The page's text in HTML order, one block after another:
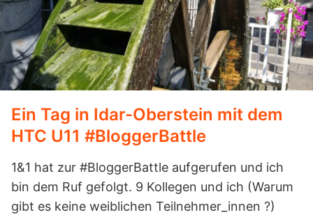
Ein Tag in Idar-Oberstein mit dem
HTC U11 #BloggerBattle
1&1 hat zur #BloggerBattle aufgerufen und ich
bin dem Ruf gefolgt. 9 Kollegen und ich (Warum
gibt es keine weiblichen Teilnehmer_innen ?)